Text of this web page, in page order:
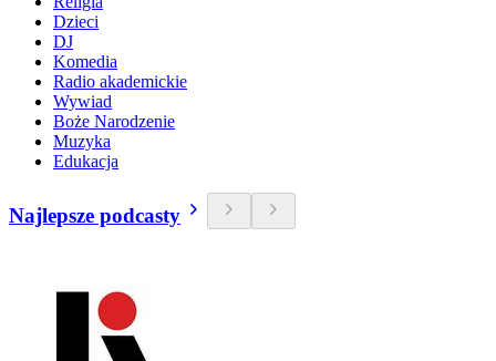
Dzieci
DJ
Komedia
Radio akademickie
Wywiad
Boże Narodzenie
Muzyka
Edukacja
Najlepsze podcasty